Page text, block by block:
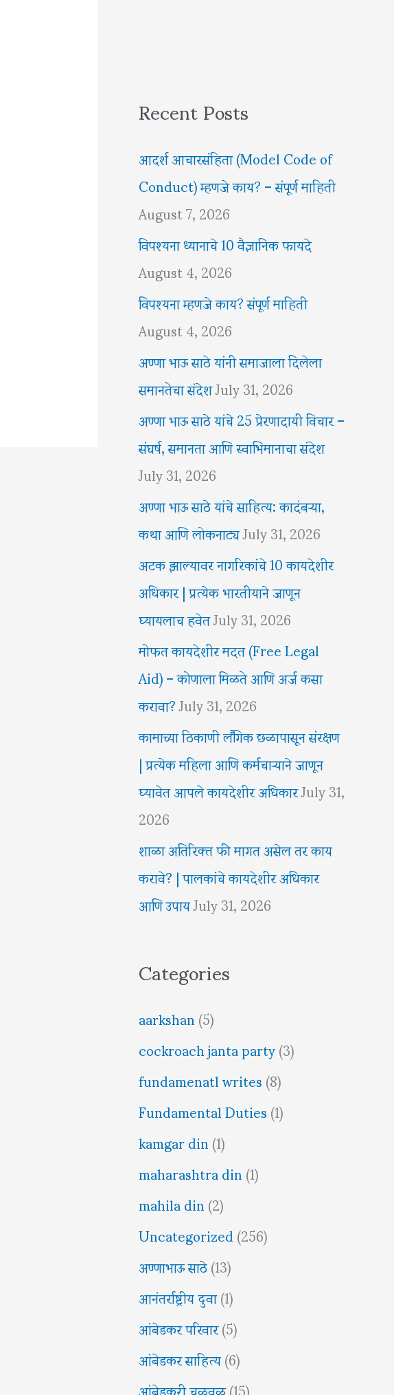
Recent Posts
आदर्श आचारसंहिता (Model Code of
Conduct) म्हणजे काय? – संपूर्ण माहिती
August 7, 2026
विपश्यना ध्यानाचे 10 वैज्ञानिक फायदे
August 4, 2026
विपश्यना म्हणजे काय? संपूर्ण माहिती
August 4, 2026
अण्णा भाऊ साठे यांनी समाजाला दिलेला
समानतेचा संदेशJuly 31, 2026
अण्णा भाऊ साठे यांचे 25 प्रेरणादायी विचार –
संघर्ष, समानता आणि स्वाभिमानाचा संदेश
July 31, 2026
अण्णा भाऊ साठे यांचे साहित्य: कादंबऱ्या,
कथा आणि लोकनाट्यJuly 31, 2026
अटक झाल्यावर नागरिकांचे 10 कायदेशीर
अधिकार | प्रत्येक भारतीयाने जाणून
घ्यायलाच हवेतJuly 31, 2026
मोफत कायदेशीर मदत (Free Legal
Aid) – कोणाला मिळते आणि अर्ज कसा
करावा?July 31, 2026
कामाच्या ठिकाणी लैंगिक छळापासून संरक्षण
| प्रत्येक महिला आणि कर्मचाऱ्याने जाणून
घ्यावेत आपले कायदेशीर अधिकारJuly 31,
2026
शाळा अतिरिक्त फी मागत असेल तर काय
करावे? | पालकांचे कायदेशीर अधिकार
आणि उपायJuly 31, 2026
Categories
aarkshan(5)
cockroach janta party(3)
fundamenatl writes(8)
Fundamental Duties(1)
kamgar din(1)
maharashtra din(1)
mahila din(2)
Uncategorized(256)
अण्णाभाऊ साठे(13)
आनंतर्राष्ट्रीय दुवा(1)
आंबेडकर परिवार(5)
आंबेडकर साहित्य(6)